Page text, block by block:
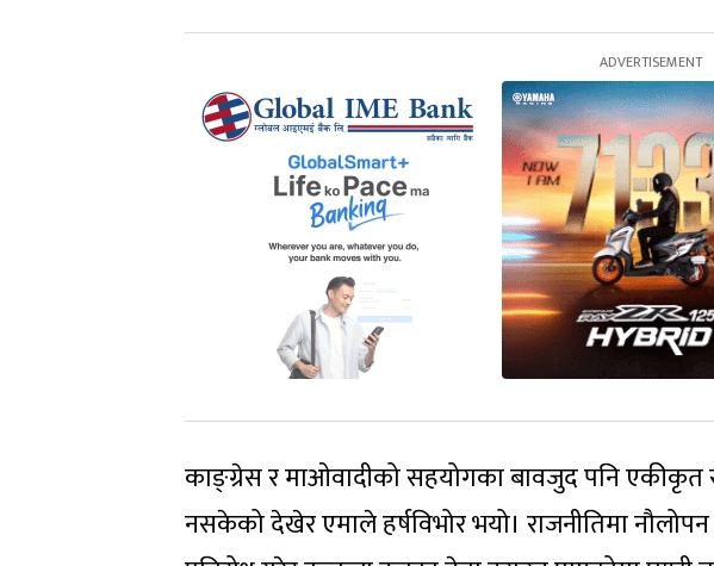
काङ्ग्रेस र माओवादीको सहयोगका बावजुद पनि
नसकेको देखेर एमाले हर्षविभोर भयो। राजनीतिमा